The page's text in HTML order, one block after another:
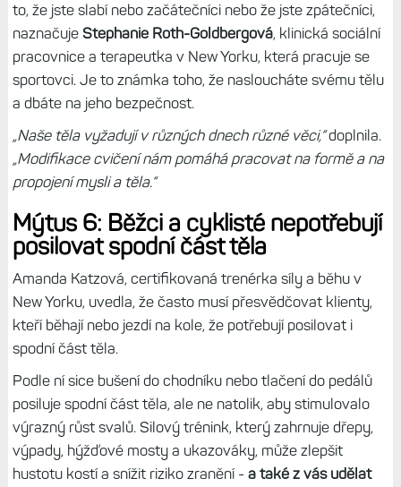
to, že jste slabí nebo začátečníci nebo že jste zpátečníci,
naznačuje Stephanie Roth-Goldbergová, klinická sociální
pracovnice a terapeutka v New Yorku, která pracuje se
sportovci. Je to známka toho, že nasloucháte svému tělu
a dbáte na jeho bezpečnost.
„Naše těla vyžadují v různých dnech různé věci,“doplnila.
„Modifikace cvičení nám pomáhá pracovat na formě a na
propojení mysli a těla.“
Mýtus 6: Běžci a cyklisté nepotřebují
posilovat spodní část těla
Amanda Katzová, certifikovaná trenérka síly a běhu v
New Yorku, uvedla, že často musí přesvědčovat klienty,
kteří běhají nebo jezdí na kole, že potřebují posilovat i
spodní část těla.
Podle ní sice bušení do chodníku nebo tlačení do pedálů
posiluje spodní část těla, ale ne natolik, aby stimulovalo
výrazný růst svalů. Silový trénink, který zahrnuje dřepy,
výpady, hýžďové mosty a ukazováky, může zlepšit
hustotu kostí a snížit riziko zranění - a také z vás udělat